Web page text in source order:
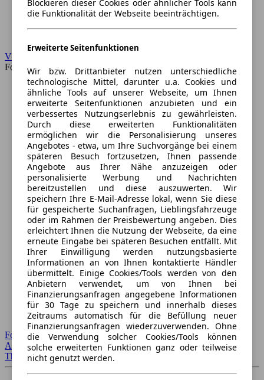
VW
Forum
Forum Startseite
Alle Auto-Foren
Themen-Forum
Blockieren dieser Cookies oder ähnlicher Tools kann
die Funktionalität der Webseite beeinträchtigen.
Erweiterte Seitenfunktionen
Wir bzw. Drittanbieter nutzen unterschiedliche
technologische Mittel, darunter u.a. Cookies und
ähnliche Tools auf unserer Webseite, um Ihnen
erweiterte Seitenfunktionen anzubieten und ein
verbessertes Nutzungserlebnis zu gewährleisten.
Durch diese erweiterten Funktionalitäten
ermöglichen wir die Personalisierung unseres
Angebotes - etwa, um Ihre Suchvorgänge bei einem
späteren Besuch fortzusetzen, Ihnen passende
Angebote aus Ihrer Nähe anzuzeigen oder
personalisierte Werbung und Nachrichten
bereitzustellen und diese auszuwerten. Wir
speichern Ihre E-Mail-Adresse lokal, wenn Sie diese
für gespeicherte Suchanfragen, Lieblingsfahrzeuge
oder im Rahmen der Preisbewertung angeben. Dies
erleichtert Ihnen die Nutzung der Webseite, da eine
erneute Eingabe bei späteren Besuchen entfällt. Mit
Ihrer Einwilligung werden nutzungsbasierte
Informationen an von Ihnen kontaktierte Händler
übermittelt. Einige Cookies/Tools werden von den
Anbietern verwendet, um von Ihnen bei
Finanzierungsanfragen angegebene Informationen
für 30 Tage zu speichern und innerhalb dieses
Zeitraums automatisch für die Befüllung neuer
Finanzierungsanfragen wiederzuverwenden. Ohne
die Verwendung solcher Cookies/Tools können
solche erweiterten Funktionen ganz oder teilweise
nicht genutzt werden.